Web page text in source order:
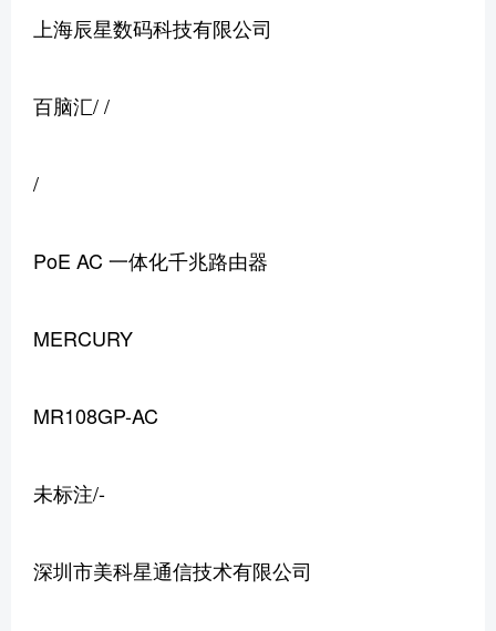
上海辰星数码科技有限公司
百脑汇/ /
/
PoE AC 一体化千兆路由器
MERCURY
MR108GP-AC
未标注/-
深圳市美科星通信技术有限公司